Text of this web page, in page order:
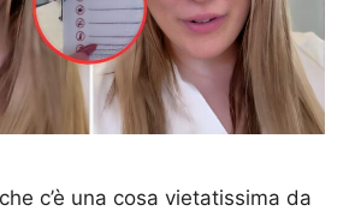
c’è una cosa vietatissima da